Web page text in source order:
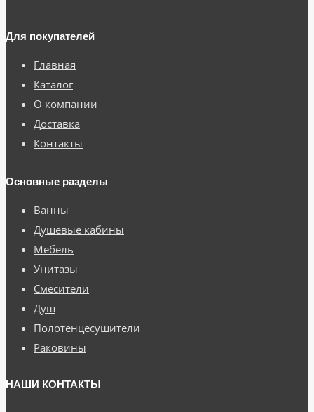
Для покупателей
Главная
Каталог
О компании
Доставка
Контакты
Основные разделы
Ванны
Душевые кабины
Мебель
Унитазы
Смесители
Душ
Полотенцесушители
Раковины
НАШИ КОНТАКТЫ